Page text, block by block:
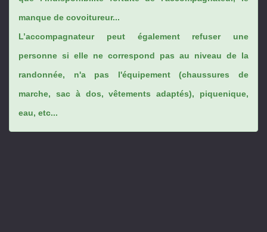
manque de covoitureur...
L’accompagnateur peut également refuser une
personne si elle ne correspond pas au niveau de la
randonnée, n'a pas l'équipement (chaussures de
marche, sac à dos, vêtements adaptés), piquenique,
eau, etc...